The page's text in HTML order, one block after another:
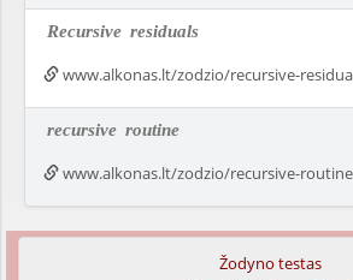
Recursive residuals
www.alkonas.lt/zodzio/recursive-
recursive routine
www.alkonas.lt/zodzio/recursive-
Žodyno testas